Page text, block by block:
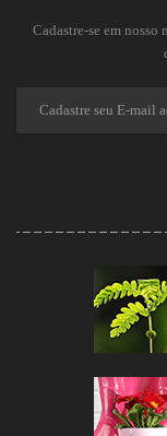
Cadastre-se em